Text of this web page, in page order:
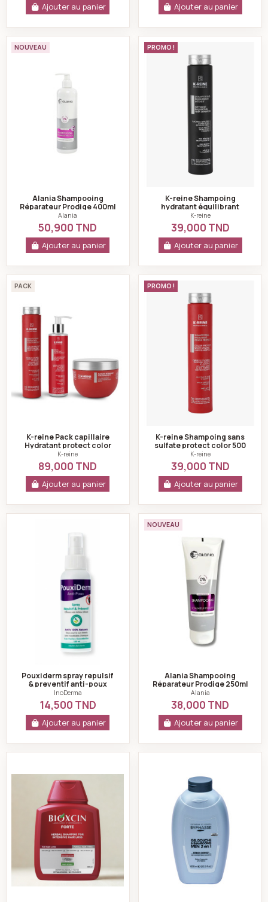
Ajouter au panier Ajouter au panier
Alania Shampooing Réparateur Prodige 400ml
NOUVEAU
Alania Shampooing
Réparateur Prodige 400ml
Alania
50,900 TND
Ajouter au panier
PROMO !
K-reine Shampoing
hydratant équilibrant
intensif 500 ml
K-reine
39,000 TND
Ajouter au panier
K-reine Pack capillaire Hydratant protect color
PACK
K-reine Pack capillaire
Hydratant protect color
K-reine
89,000 TND
Ajouter au panier
PROMO !
K-reine Shampoing sans
sulfate protect color 500
ml
K-reine
39,000 TND
Ajouter au panier
Pouxiderm spray repulsif & preventif anti-poux 100ml
Pouxiderm spray repulsif
& preventif anti-poux
100ml - Inoderma
InoDerma
14,500 TND
Ajouter au panier
NOUVEAU
Alania Shampooing
Réparateur Prodige 250ml
Alania
38,000 TND
Ajouter au panier